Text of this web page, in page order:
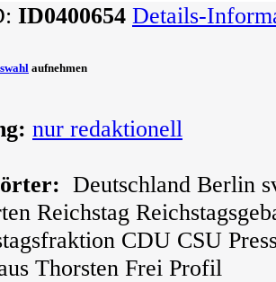
ID0400654 Details-
aufnehmen
nur redaktionell
Deutschland Berlin
Reichstag
CDU CSU
Thorsten Frei Profil